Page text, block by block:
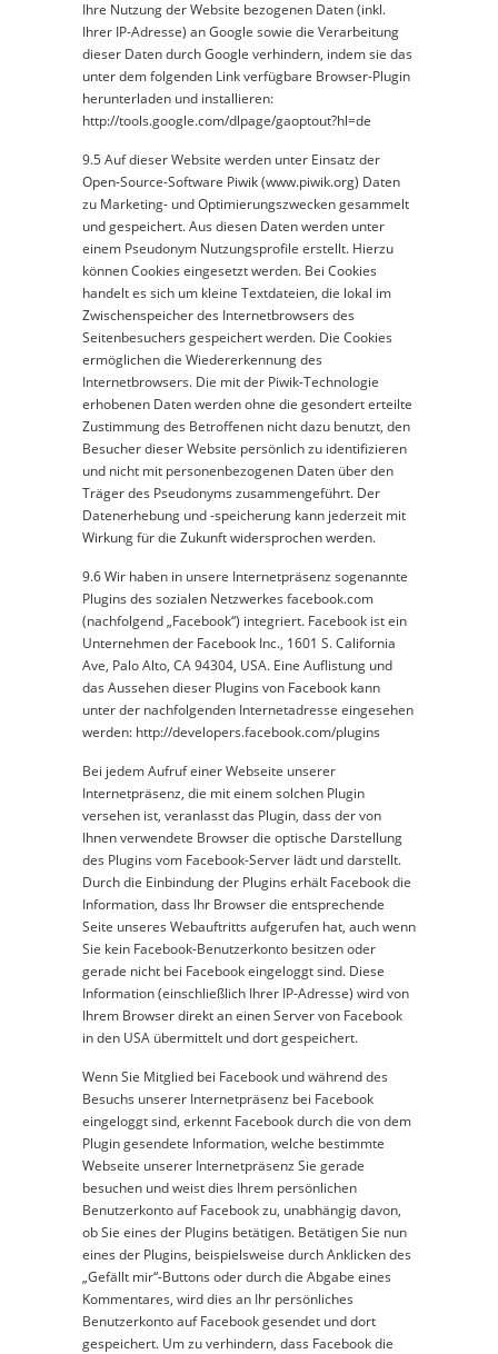
Ihre Nutzung der Website bezogenen Daten (inkl.
Ihrer IP-Adresse) an Google sowie die Verarbeitung
dieser Daten durch Google verhindern, indem sie das
unter dem folgenden Link verfügbare Browser-Plugin
herunterladen und installieren:
http://tools.google.com/dlpage/gaoptout?hl=de
9.5 Auf dieser Website werden unter Einsatz der
Open-Source-Software Piwik (www.piwik.org) Daten
zu Marketing- und Optimierungszwecken gesammelt
und gespeichert. Aus diesen Daten werden unter
einem Pseudonym Nutzungsprofile erstellt. Hierzu
können Cookies eingesetzt werden. Bei Cookies
handelt es sich um kleine Textdateien, die lokal im
Zwischenspeicher des Internetbrowsers des
Seitenbesuchers gespeichert werden. Die Cookies
ermöglichen die Wiedererkennung des
Internetbrowsers. Die mit der Piwik-Technologie
erhobenen Daten werden ohne die gesondert erteilte
Zustimmung des Betroffenen nicht dazu benutzt, den
Besucher dieser Website persönlich zu identifizieren
und nicht mit personenbezogenen Daten über den
Träger des Pseudonyms zusammengeführt. Der
Datenerhebung und -speicherung kann jederzeit mit
Wirkung für die Zukunft widersprochen werden.
9.6 Wir haben in unsere Internetpräsenz sogenannte
Plugins des sozialen Netzwerkes facebook.com
(nachfolgend „Facebook“) integriert. Facebook ist ein
Unternehmen der Facebook Inc., 1601 S. California
Ave, Palo Alto, CA 94304, USA. Eine Auflistung und
das Aussehen dieser Plugins von Facebook kann
unter der nachfolgenden Internetadresse eingesehen
werden: http://developers.facebook.com/plugins
Bei jedem Aufruf einer Webseite unserer
Internetpräsenz, die mit einem solchen Plugin
versehen ist, veranlasst das Plugin, dass der von
Ihnen verwendete Browser die optische Darstellung
des Plugins vom Facebook-Server lädt und darstellt.
Durch die Einbindung der Plugins erhält Facebook die
Information, dass Ihr Browser die entsprechende
Seite unseres Webauftritts aufgerufen hat, auch wenn
Sie kein Facebook-Benutzerkonto besitzen oder
gerade nicht bei Facebook eingeloggt sind. Diese
Information (einschließlich Ihrer IP-Adresse) wird von
Ihrem Browser direkt an einen Server von Facebook
in den USA übermittelt und dort gespeichert.
Wenn Sie Mitglied bei Facebook und während des
Besuchs unserer Internetpräsenz bei Facebook
eingeloggt sind, erkennt Facebook durch die von dem
Plugin gesendete Information, welche bestimmte
Webseite unserer Internetpräsenz Sie gerade
besuchen und weist dies Ihrem persönlichen
Benutzerkonto auf Facebook zu, unabhängig davon,
ob Sie eines der Plugins betätigen. Betätigen Sie nun
eines der Plugins, beispielsweise durch Anklicken des
„Gefällt mir“-Buttons oder durch die Abgabe eines
Kommentares, wird dies an Ihr persönliches
Benutzerkonto auf Facebook gesendet und dort
gespeichert. Um zu verhindern, dass Facebook die